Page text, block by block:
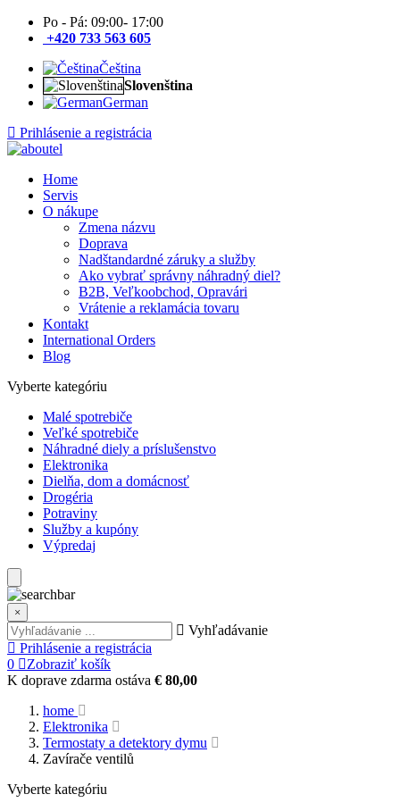
Po - Pá: 09:00- 17:00
+420 733 563 605
Čeština
Slovenština
German
Prihlásenie a registrácia
Home
Servis
O nákupe
Zmena názvu
Doprava
Nadštandardné záruky a služby
Ako vybrať správny náhradný diel?
B2B, Veľkoobchod, Opravári
Vrátenie a reklamácia tovaru
Kontakt
International Orders
Blog
Vyberte kategóriu
Malé spotrebiče
Veľké spotrebiče
Náhradné diely a príslušenstvo
Elektronika
Dielňa, dom a domácnosť
Drogéria
Potraviny
Služby a kupóny
Výpredaj
×
Vyhľadávanie
Prihlásenie a registrácia
0
Zobraziť košík
K doprave zdarma ostáva € 80,00
home
Elektronika
Termostaty a detektory dymu
Zavírače ventilů
Vyberte kategóriu